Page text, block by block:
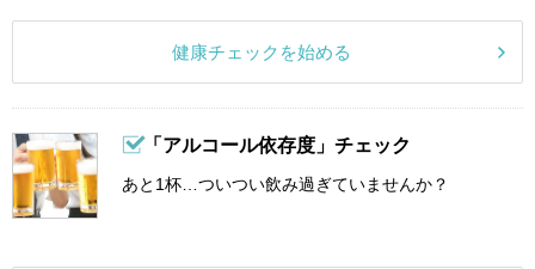
健康チェックを始める
「アルコール依存度」チェック
あと1杯…ついつい飲み過ぎていませんか？